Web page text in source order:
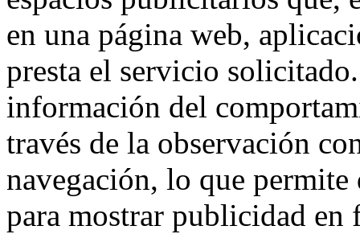
en una página web,
presta el servicio
información del
través de la observación
navegación, lo que
para mostrar publicidad